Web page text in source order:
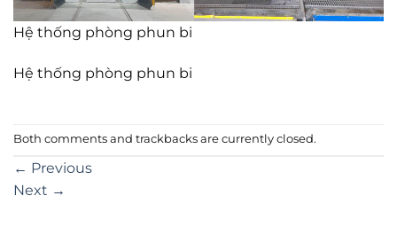
Hệ thống phòng phun bi
Hệ thống phòng phun bi
Both comments and trackbacks are currently closed.
← Previous
Next →